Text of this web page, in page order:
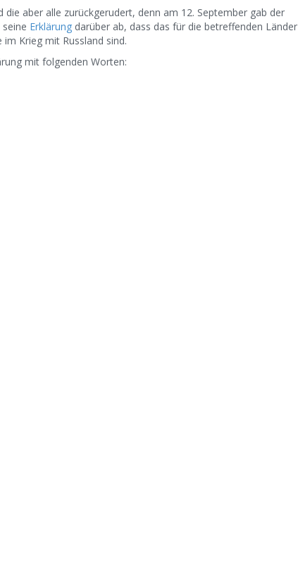
die aber alle zurückgerudert, denn am 12. September gab der
Erklärung darüber ab, dass das für die betreffenden Länder
Krieg mit Russland sind.
mit folgenden Worten: